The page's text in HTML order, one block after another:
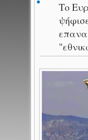
Το